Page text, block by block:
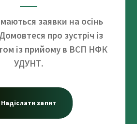
заявки на осінь
про зустріч із
із прийому в ВСП НФК
УДУНТ.
Надіслати запит